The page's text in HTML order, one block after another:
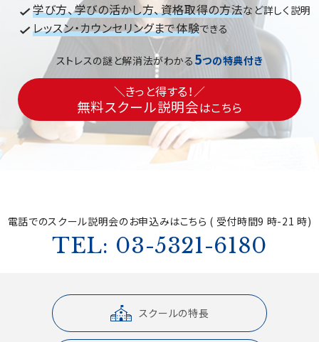
学び方、学びの活かし方、資格取得の方法など詳しく説明
レッスン・カウンセリングまで体験できる
ストレスの謎と解消法がわかる 5つの特典付き
＼きっと得する！／
無料スクール説明会はこちら
電話でのスクール説明会のお申込みはこちら ( 受付時間9 時-21 時)
TEL: 03-5321-6180
スクールの特長